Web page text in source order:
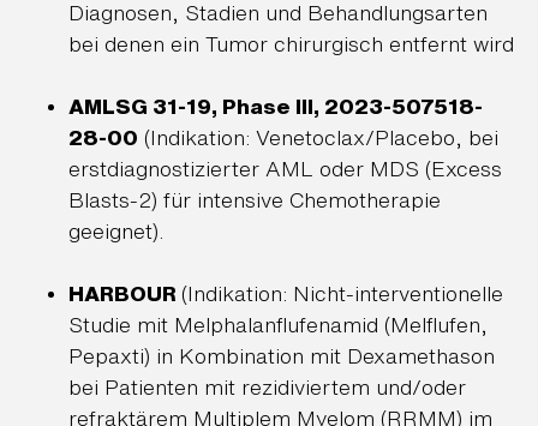
Diagnosen, Stadien und Behandlungsarten
bei denen ein Tumor chirurgisch entfernt wird
AMLSG 31-19, Phase III, 2023-507518-
28-00 (Indikation: Venetoclax/Placebo, bei
erstdiagnostizierter AML oder MDS (Excess
Blasts-2) für intensive Chemotherapie
geeignet).
HARBOUR (Indikation: Nicht-interventionelle
Studie mit Melphalanflufenamid (Melflufen,
Pepaxti) in Kombination mit Dexamethason
bei Patienten mit rezidiviertem und/oder
refraktärem Multiplem Myelom (RRMM) im